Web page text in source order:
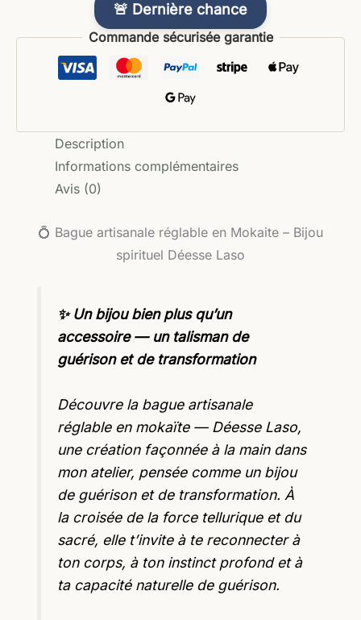
🚨 Dernière chance
Commande sécurisée garantie
Description
Informations complémentaires
Avis (0)
💍 Bague artisanale réglable en Mokaite – Bijou
spirituel Déesse Laso
✨ Un bijou bien plus qu’un
accessoire — un talisman de
guérison et de transformation
Découvre la bague artisanale
réglable en mokaïte — Déesse Laso,
une création façonnée à la main dans
mon atelier, pensée comme un bijou
de guérison et de transformation. À
la croisée de la force tellurique et du
sacré, elle t’invite à te reconnecter à
ton corps, à ton instinct profond et à
ta capacité naturelle de guérison.